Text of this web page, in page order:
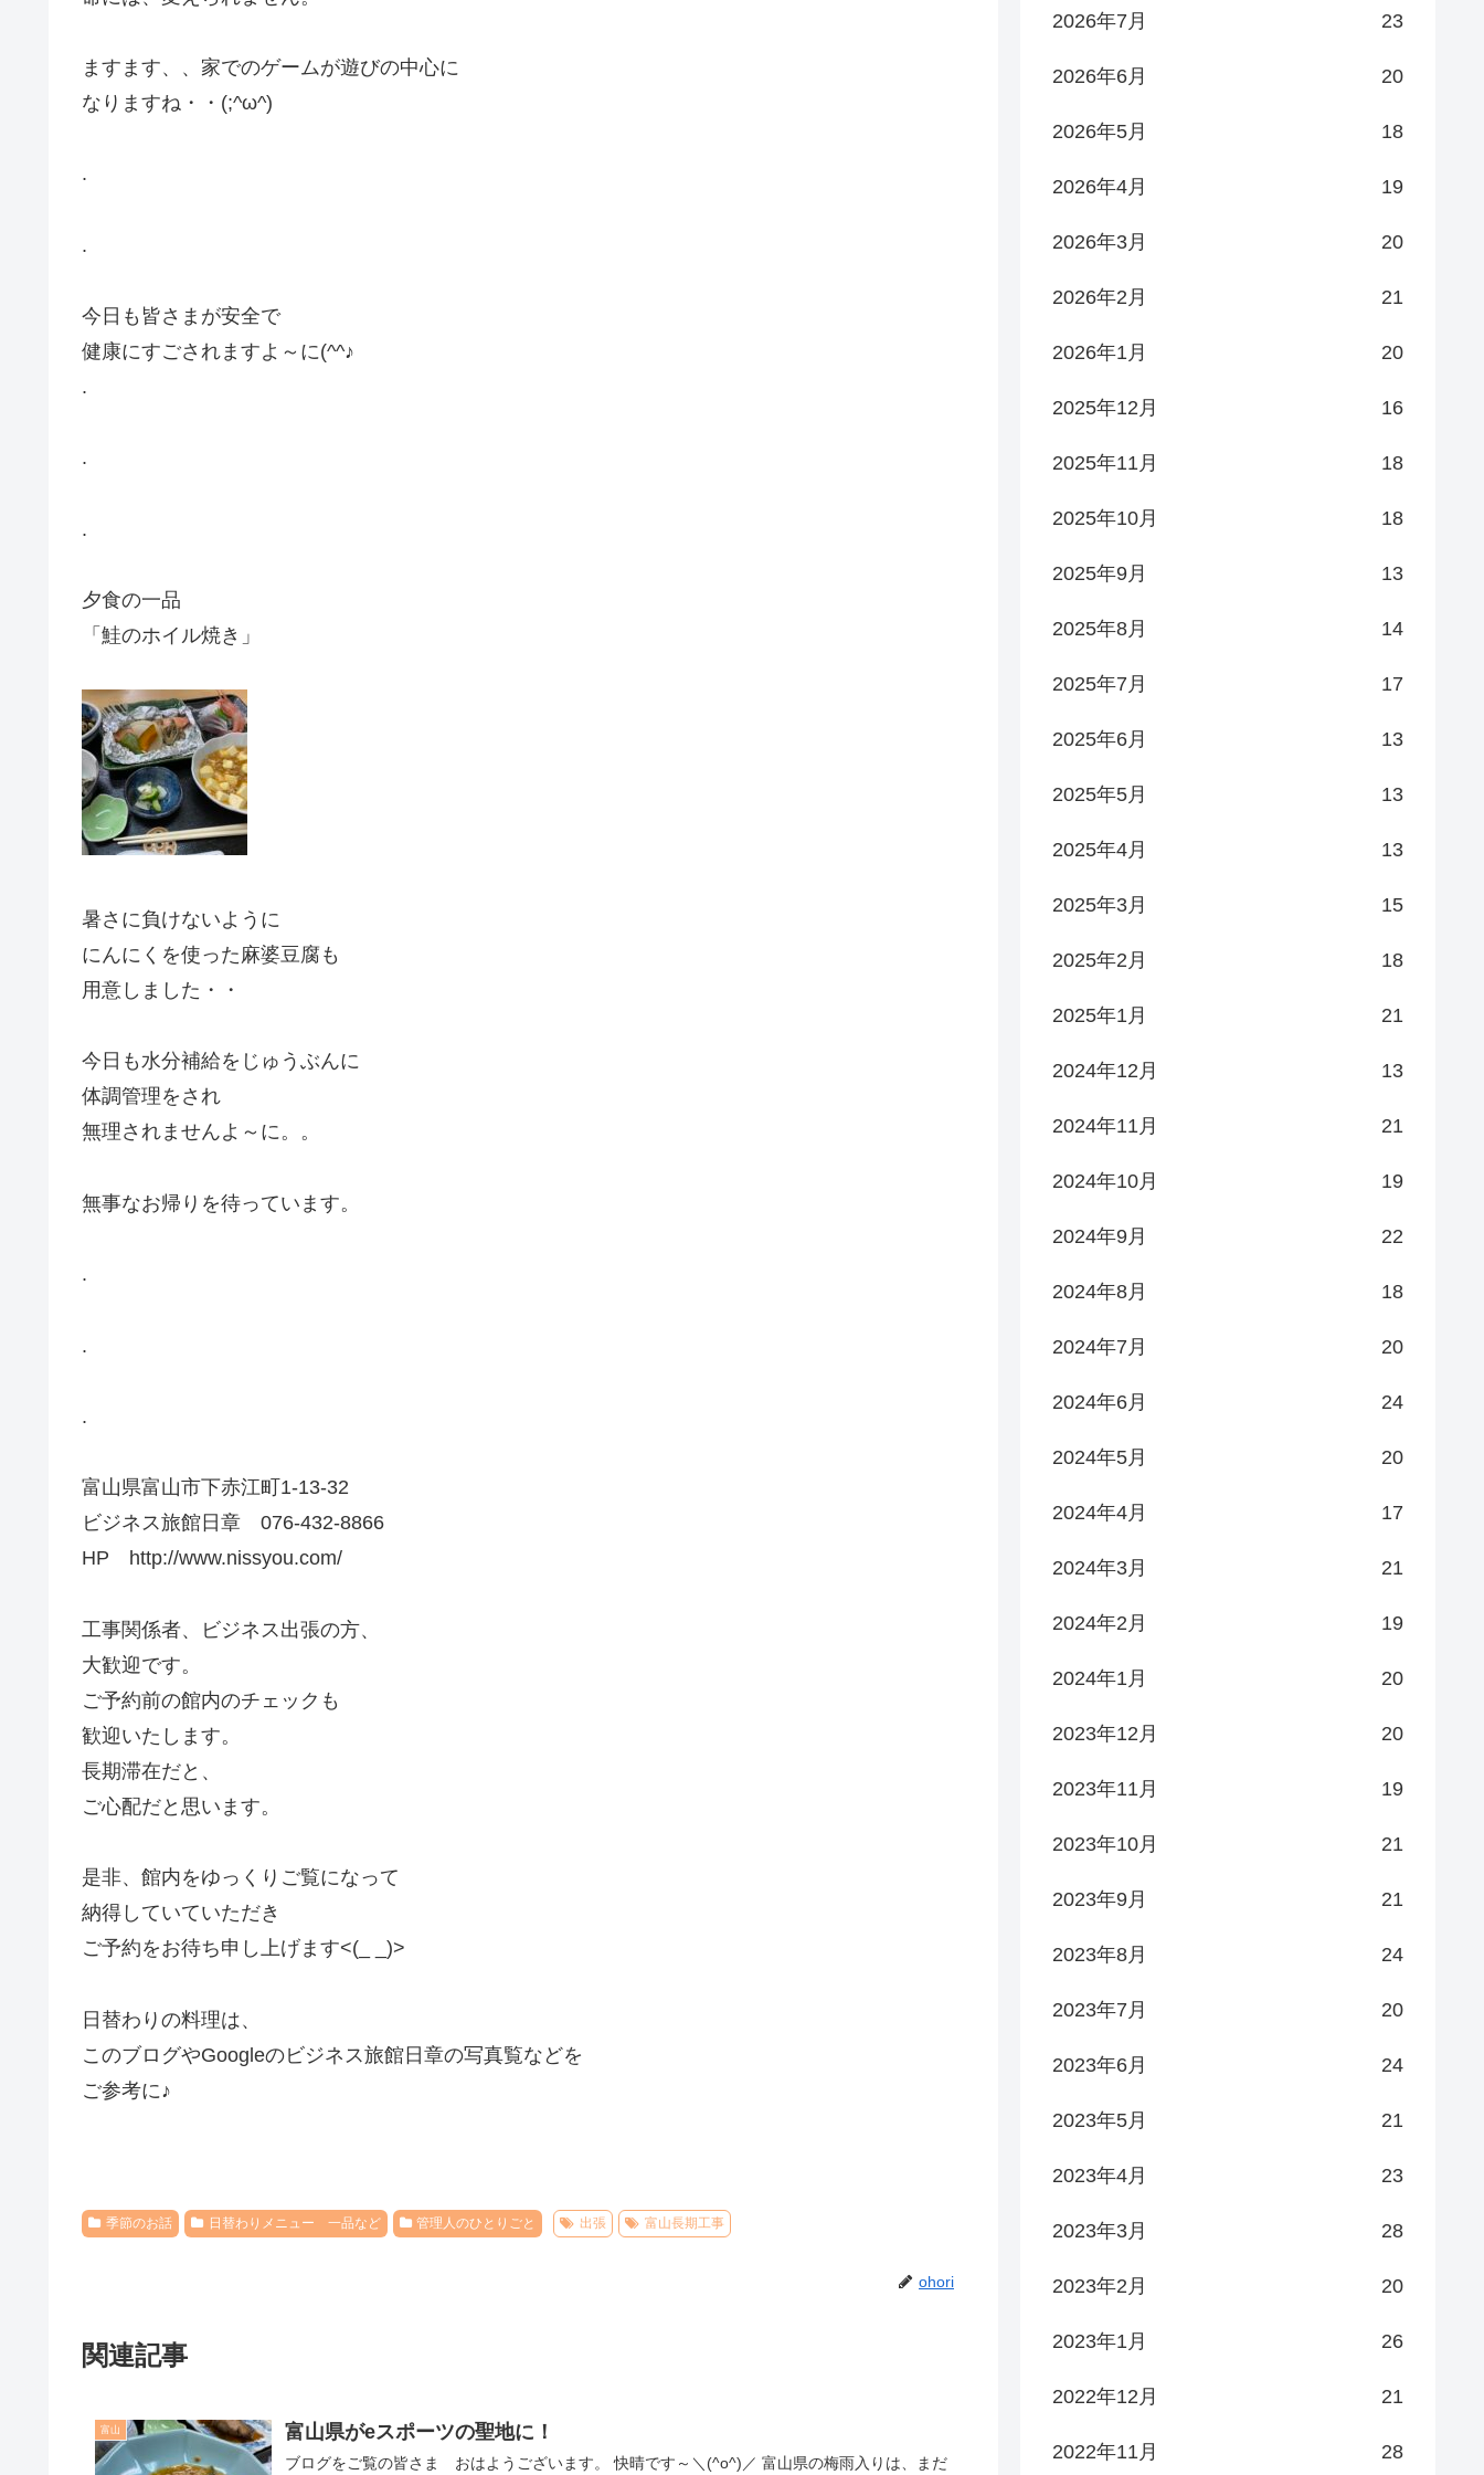
ますます、、家でのゲームが遊びの中心に
なりますね・・(;^ω^)
.
.
今日も皆さまが安全で
健康にすごされますよ～に(^^♪
.
.
.
夕食の一品
「鮭のホイル焼き」
暑さに負けないように
にんにくを使った麻婆豆腐も
用意しました・・
今日も水分補給をじゅうぶんに
体調管理をされ
無理されませんよ～に。。
無事なお帰りを待っています。
.
.
.
富山県富山市下赤江町1-13-32
ビジネス旅館日章 076-432-8866
HP http://www.nissyou.com/
工事関係者、ビジネス出張の方、
大歓迎です。
ご予約前の館内のチェックも
歓迎いたします。
長期滞在だと、
ご心配だと思います。
是非、館内をゆっくりご覧になって
納得していていただき
ご予約をお待ち申し上げます<(_ _)>
日替わりの料理は、
このブログやGoogleのビジネス旅館日章の写真覧などを
ご参考に♪
季節のお話 日替わりメニュー 一品など 管理人のひとりごと 出張 富山長期工事
ohori
関連記事
富山 富山県がeスポーツの聖地に！
ブログをご覧の皆さま おはようございます。 快晴です～＼(^o^)／ 富山県の梅雨入りは、まだ
2026年7月 23
2026年6月 20
2026年5月 18
2026年4月 19
2026年3月 20
2026年2月 21
2026年1月 20
2025年12月 16
2025年11月 18
2025年10月 18
2025年9月 13
2025年8月 14
2025年7月 17
2025年6月 13
2025年5月 13
2025年4月 13
2025年3月 15
2025年2月 18
2025年1月 21
2024年12月 13
2024年11月 21
2024年10月 19
2024年9月 22
2024年8月 18
2024年7月 20
2024年6月 24
2024年5月 20
2024年4月 17
2024年3月 21
2024年2月 19
2024年1月 20
2023年12月 20
2023年11月 19
2023年10月 21
2023年9月 21
2023年8月 24
2023年7月 20
2023年6月 24
2023年5月 21
2023年4月 23
2023年3月 28
2023年2月 20
2023年1月 26
2022年12月 21
2022年11月 28